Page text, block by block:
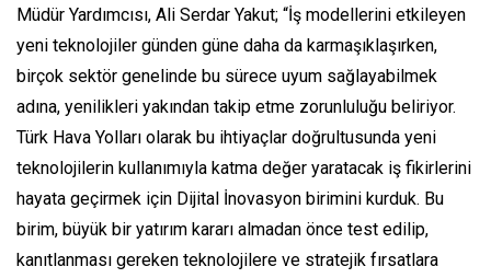
Müdür Yardımcısı, Ali Serdar Yakut; “İş modellerini etkileyen
yeni teknolojiler günden güne daha da karmaşıklaşırken,
birçok sektör genelinde bu sürece uyum sağlayabilmek
adına, yenilikleri yakından takip etme zorunluluğu beliriyor.
Türk Hava Yolları olarak bu ihtiyaçlar doğrultusunda yeni
teknolojilerin kullanımıyla katma değer yaratacak iş fikirlerini
hayata geçirmek için Dijital İnovasyon birimini kurduk. Bu
birim, büyük bir yatırım kararı almadan önce test edilip,
kanıtlanması gereken teknolojilere ve stratejik fırsatlara